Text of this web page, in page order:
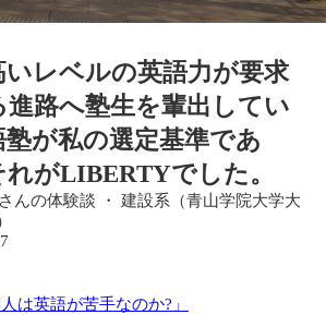
いレベルの英語力が要求
進路へ塾生を輩出してい
塾が私の選定基準であ
れがLIBERTYでした。
んの体験談 ・ 建設系（青山学院大学大
は英語が苦手なのか?」